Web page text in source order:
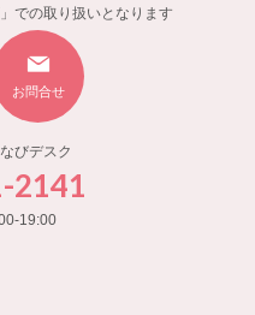
での取り扱いとなります
お問合せ
びデスク
2141
19:00